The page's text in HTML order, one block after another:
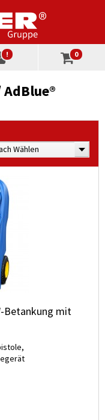
! 0
Wählen
Betankung mit